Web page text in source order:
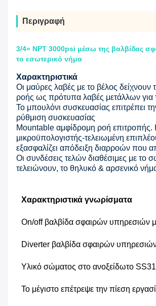
Περιγραφή
3/4» NPT 3000psi μέσω της βαλβίδας
το εσωτερικό νήμα
Χαρακτηριστικά
Οι μαύρες λαβές με το βέλος δείχνουν
ροής ως πρότυπα λαβές μετάλλων για
Το μπουλόνι συσκευασίας επιτρέπει
ρύθμιση συσκευασίας
Mountable αμφίδρομη ροή επιτροπής.
μικροϋπολογιστής-τελειωμένη
εξασφαλίζει απόδειξη διαρροών που
Οι συνδέσεις τελών διαθέσιμες με το
τελειώνουν, το θηλυκό & αρσενικό
Χαρακτηριστικά γνωρίσματα
On/off βαλβίδα σφαιρών υπηρεσιών
Diverter βαλβίδα σφαιρών
Υλικό σώματος στο ανοξείδωτο
Το μέγιστο επέτρεψε την πίεση